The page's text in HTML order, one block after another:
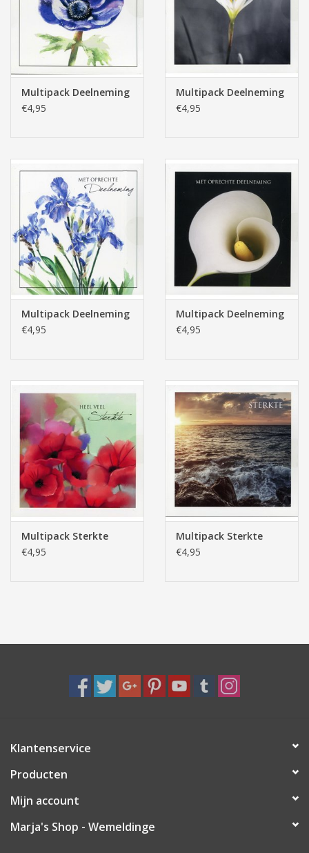
Elektra
Baby & Peuter
Speelgoed & hobby
Contact/Locatie
Veiligheid
Pasen
Multipack Deelneming
€4,95
Multipack Deelneming
€4,95
Multipack Deelneming
€4,95
Multipack Deelneming
€4,95
Multipack Sterkte
€4,95
Multipack Sterkte
€4,95
Klantenservice
Producten
Mijn account
Marja's Shop - Wemeldinge